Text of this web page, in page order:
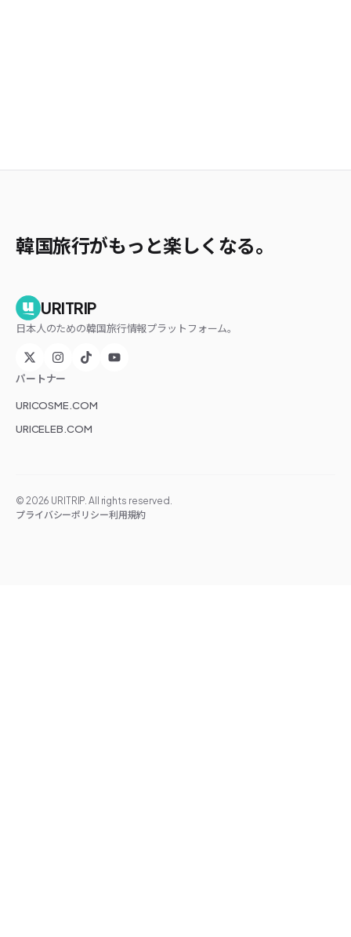
韓国旅行がもっと楽しくなる。
URITRIP
日本人のための韓国旅行情報プラットフォーム。
パートナー
URICOSME.COM
URICELEB.COM
© 2026 URITRIP. All rights reserved.
プライバシーポリシー利用規約